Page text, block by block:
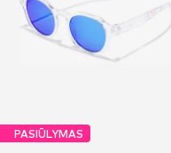
PASIŪLYMAS